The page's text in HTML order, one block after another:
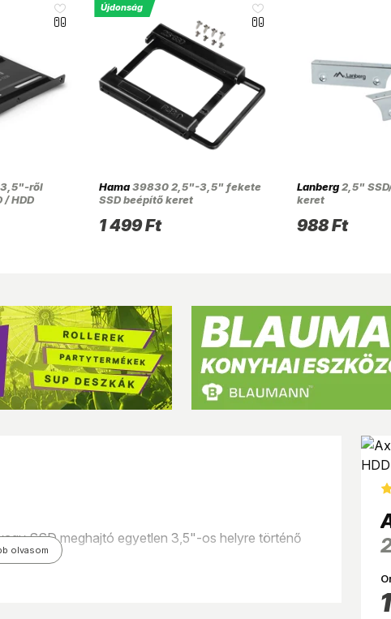
3,5"-ről
HDD
Újdonság
Hama39830 2,5"-3,5" fekete
SSD beépítő keret
1 499 Ft
Lanberg2,5"
keret
988 Ft
SSD meghajtó egyetlen 3,5"-os helyre történő
olvasom